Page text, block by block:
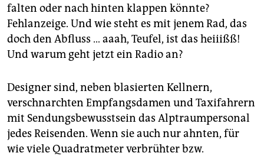
falten oder nach hinten klappen könnte?
Fehlanzeige. Und wie steht es mit jenem Rad, das
doch den Abfluss … aaah, Teufel, ist das heiiißß!
Und warum geht jetzt ein Radio an?
Designer sind, neben blasierten Kellnern,
verschnarchten Empfangsdamen und Taxifahrern
mit Sendungsbewusstsein das Alptraumpersonal
jedes Reisenden. Wenn sie auch nur ahnten, für
wie viele Quadratmeter verbrühter bzw.